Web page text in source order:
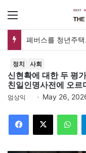
메뉴
정치 사회
신현확에 대한 두 평
친일인명사전에 오르
엄상익 May 26,
Facebook
X